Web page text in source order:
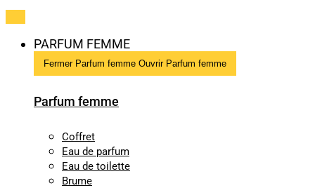
PARFUM FEMME
Fermer Parfum femme Ouvrir Parfum femme
Parfum femme
Coffret
Eau de parfum
Eau de toilette
Brume